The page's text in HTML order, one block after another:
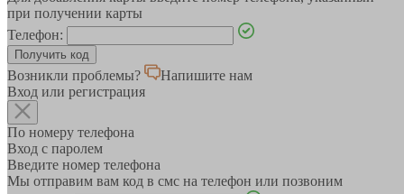
при получении карты
Телефон:
Возникли проблемы?
Напишите нам
Вход или регистрация
По номеру телефона
Вход с паролем
Введите номер телефона
Мы отправим вам код в смс на телефон или позвоним